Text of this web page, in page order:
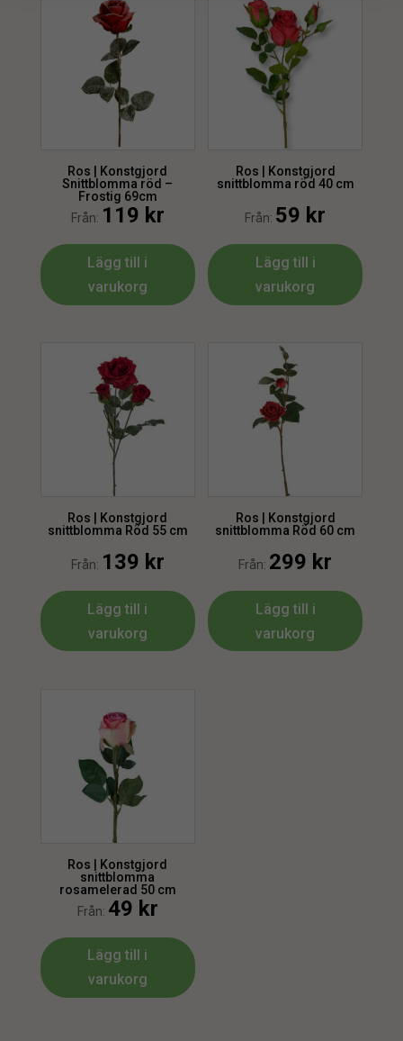
Ros | Konstgjord
Snittblomma röd –
Frostig 69cm
Från: 119 kr
Lägg till i
varukorg
Ros | Konstgjord
snittblomma röd 40 cm
Från: 59 kr
Lägg till i
varukorg
Ros | Konstgjord
snittblomma Röd 55 cm
Från: 139 kr
Lägg till i
varukorg
Ros | Konstgjord
snittblomma Röd 60 cm
Från: 299 kr
Lägg till i
varukorg
Ros | Konstgjord
snittblomma
rosamelerad 50 cm
Från: 49 kr
Lägg till i
varukorg